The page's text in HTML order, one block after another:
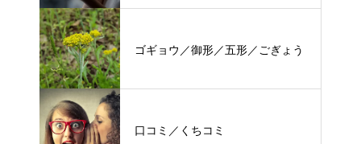
ゴギョウ／御形／五形／ごぎょう
口コミ／くちコミ